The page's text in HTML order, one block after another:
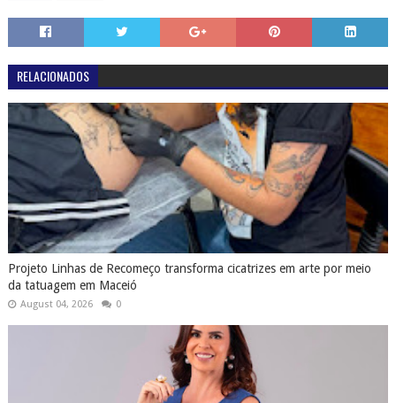
RELACIONADOS
Projeto Linhas de Recomeço transforma cicatrizes em arte por meio
da tatuagem em Maceió
August 04, 2026 0